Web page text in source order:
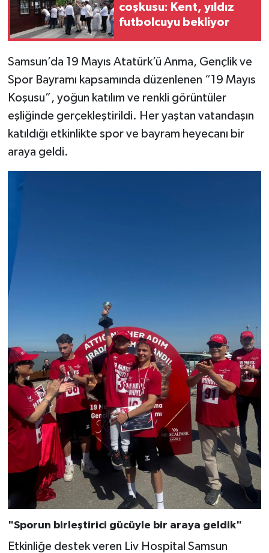
coşkusu: Kent, yıldız
futbolcuyu bekliyor
Samsun’da 19 Mayıs Atatürk’ü Anma, Gençlik ve
Spor Bayramı kapsamında düzenlenen “19 Mayıs
Koşusu”, yoğun katılım ve renkli görüntüler
eşliğinde gerçekleştirildi. Her yaştan vatandaşın
katıldığı etkinlikte spor ve bayram heyecanı bir
araya geldi.
"Sporun birleştirici gücüyle bir araya geldik"
Etkinliğe destek veren Liv Hospital Samsun